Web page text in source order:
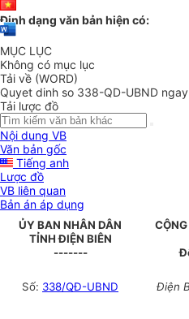
Định dạng văn bản hiện có:
MỤC LỤC
Không có mục lục
Tải về (WORD)
Quyet dinh so 338-QD-UBND
Tải lược đồ
Nội dung VB
Văn bản gốc
Tiếng anh
Lược đồ
VB liên quan
Bản án áp dụng
ỦY BAN NHÂN DÂN
TỈNH ĐIỆN BIÊN
-------
Số: 338/QĐ-UBND Điện